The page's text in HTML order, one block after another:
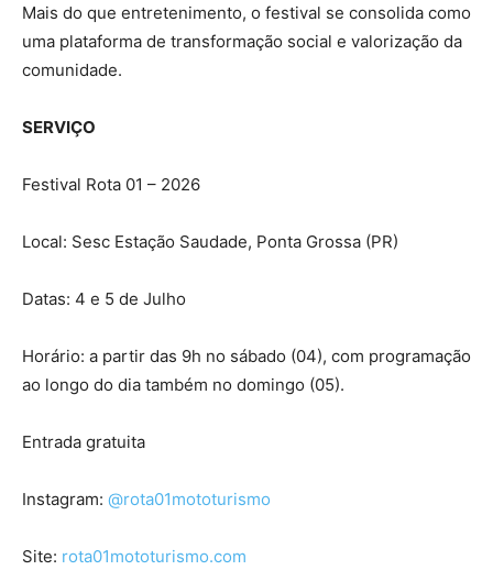
Mais do que entretenimento, o festival se consolida como
uma plataforma de transformação social e valorização da
comunidade.
SERVIÇO
Festival Rota 01 – 2026
Local: Sesc Estação Saudade, Ponta Grossa (PR)
Datas: 4 e 5 de Julho
Horário: a partir das 9h no sábado (04), com programação
ao longo do dia também no domingo (05).
Entrada gratuita
Instagram: @rota01mototurismo
Site: rota01mototurismo.com